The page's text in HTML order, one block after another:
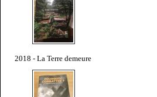
2018 - La Terre demeure